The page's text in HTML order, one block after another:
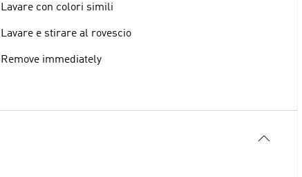
Lavare con colori simili
Lavare e stirare al rovescio
Remove immediately